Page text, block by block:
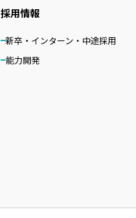
採用情報
新卒・インターン・中途採用
能力開発